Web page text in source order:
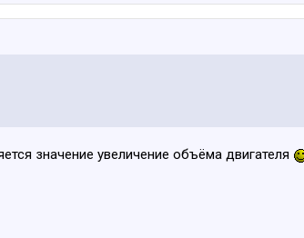
значение увеличение объёма двигателя